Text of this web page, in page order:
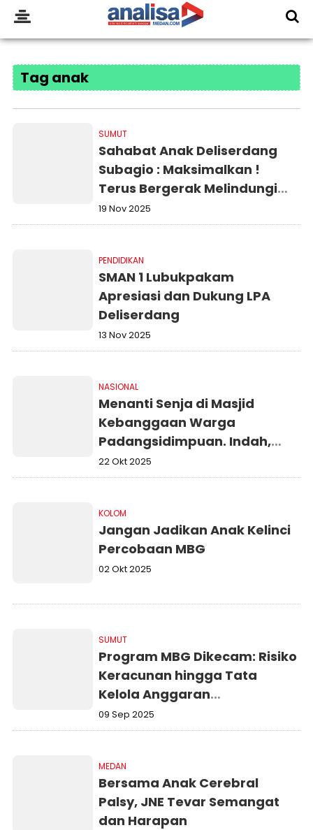
Tag anak
SUMUT
Sahabat Anak Deliserdang
Subagio : Maksimalkan !
Terus Bergerak Melindungi
Anak
19 Nov 2025
PENDIDIKAN
SMAN 1 Lubukpakam
Apresiasi dan Dukung LPA
Deliserdang
13 Nov 2025
NASIONAL
Menanti Senja di Masjid
Kebanggaan Warga
Padangsidimpuan. Indah,
Megah Dan Ramah Anak
22 Okt 2025
KOLOM
Jangan Jadikan Anak Kelinci
Percobaan MBG
02 Okt 2025
SUMUT
Program MBG Dikecam: Risiko
Keracunan hingga Tata
Kelola Anggaran
Dipertanyakan
09 Sep 2025
MEDAN
Bersama Anak Cerebral
Palsy, JNE Tevar Semangat
dan Harapan